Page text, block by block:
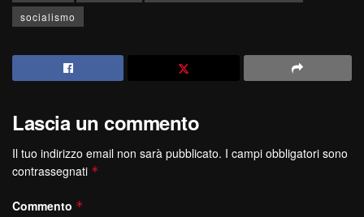
socialismo
Lascia un commento
Il tuo indirizzo email non sarà pubblicato. I campi obbligatori sono
contrassegnati *
Commento *